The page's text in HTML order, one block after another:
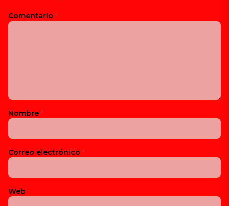
Comentario *
Nombre *
Correo electrónico *
Web